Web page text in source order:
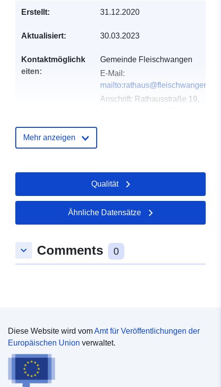
Erstellt: 31.12.2020
Aktualisiert: 30.03.2023
Kontaktmöglichk
eiten:
Gemeinde Fleischwangen
E-Mail:
mailto:rathaus@fleischwangen.de
Anschrift: Rathausstraße 19,
Verzeichnis der
Zu data.europa.eu hinzugefügt:
21 February 2026
Aktualisiert auf data.europa.eu:
03 August 2026
47.8789256 ], [ 9.4860295,
47.8789256 ], [ 9.4860295,
uriRef:
http://data.europa.eu/88u/dataset/
a405-4a07-a79e-6aea2fde5ce6
Mehr anzeigen
Qualität
Ähnliche Datensätze
keyboard_arrow_down Comments 0
Diese Website wird vomAmt für Veröffentlichungen der
Europäischen Union verwaltet.